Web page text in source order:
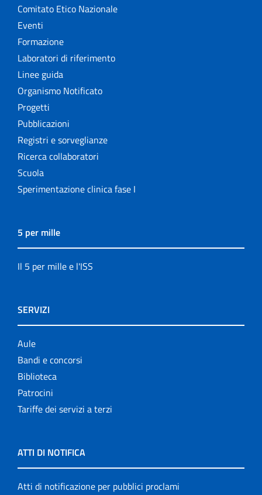
Comitato Etico Nazionale
Eventi
Formazione
Laboratori di riferimento
Linee guida
Organismo Notificato
Progetti
Pubblicazioni
Registri e sorveglianze
Ricerca collaboratori
Scuola
Sperimentazione clinica fase I
5 per mille
Il 5 per mille e l'ISS
SERVIZI
Aule
Bandi e concorsi
Biblioteca
Patrocini
Tariffe dei servizi a terzi
ATTI DI NOTIFICA
Atti di notificazione per pubblici proclami